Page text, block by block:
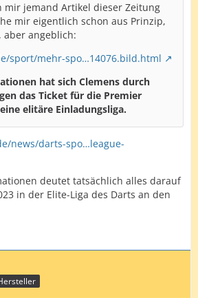
mir jemand Artikel dieser Zeitung
mir eigentlich schon aus Prinzip,
aber angeblich:
sport/mehr-spo…14076.bild.html
hat sich Clemens durch
das Ticket für die Premier
elitäre Einladungsliga.
news/darts-spo…league-
deutet tatsächlich alles darauf
in der Elite-Liga des Darts an den